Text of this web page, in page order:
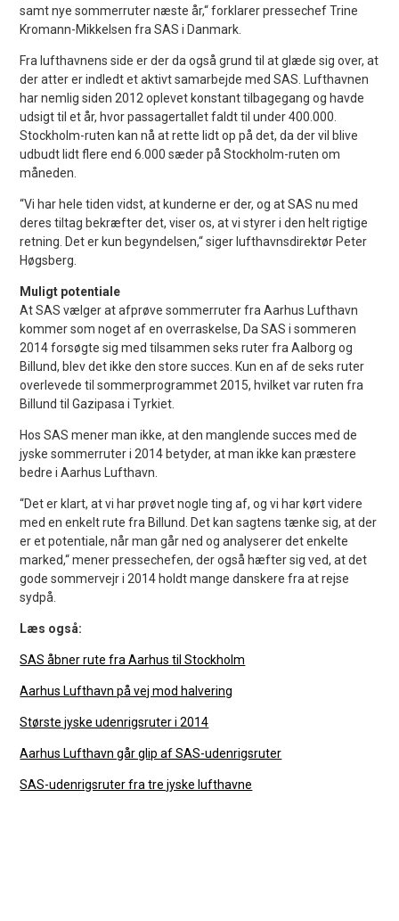
samt nye sommerruter næste år,“ forklarer pressechef Trine
Kromann-Mikkelsen fra SAS i Danmark.
Fra lufthavnens side er der da også grund til at glæde sig over, at
der atter er indledt et aktivt samarbejde med SAS. Lufthavnen
har nemlig siden 2012 oplevet konstant tilbagegang og havde
udsigt til et år, hvor passagertallet faldt til under 400.000.
Stockholm-ruten kan nå at rette lidt op på det, da der vil blive
udbudt lidt flere end 6.000 sæder på Stockholm-ruten om
måneden.
“Vi har hele tiden vidst, at kunderne er der, og at SAS nu med
deres tiltag bekræfter det, viser os, at vi styrer i den helt rigtige
retning. Det er kun begyndelsen,“ siger lufthavnsdirektør Peter
Høgsberg.
Muligt potentiale
At SAS vælger at afprøve sommerruter fra Aarhus Lufthavn
kommer som noget af en overraskelse, Da SAS i sommeren
2014 forsøgte sig med tilsammen seks ruter fra Aalborg og
Billund, blev det ikke den store succes. Kun en af de seks ruter
overlevede til sommerprogrammet 2015, hvilket var ruten fra
Billund til Gazipasa i Tyrkiet.
Hos SAS mener man ikke, at den manglende succes med de
jyske sommerruter i 2014 betyder, at man ikke kan præstere
bedre i Aarhus Lufthavn.
“Det er klart, at vi har prøvet nogle ting af, og vi har kørt videre
med en enkelt rute fra Billund. Det kan sagtens tænke sig, at der
er et potentiale, når man går ned og analyserer det enkelte
marked,“ mener pressechefen, der også hæfter sig ved, at det
gode sommervejr i 2014 holdt mange danskere fra at rejse
sydpå.
Læs også:
SAS åbner rute fra Aarhus til Stockholm
Aarhus Lufthavn på vej mod halvering
Største jyske udenrigsruter i 2014
Aarhus Lufthavn går glip af SAS-udenrigsruter
SAS-udenrigsruter fra tre jyske lufthavne